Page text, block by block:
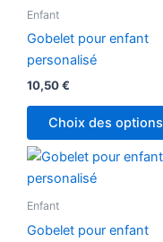
Enfant
Gobelet pour enfant
personalisé
10,50€
Choix des options
Enfant
Gobelet pour enfant